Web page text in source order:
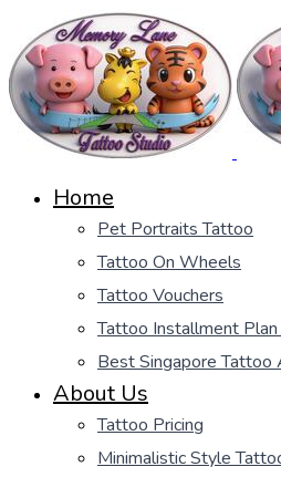
Home
Pet Portraits Tattoo
Tattoo On Wheels
Tattoo Vouchers
Tattoo Installment
Best Singapore Tattoo
About Us
Tattoo Pricing
Minimalistic Style